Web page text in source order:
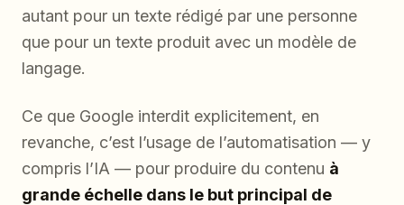
autant pour un texte rédigé par une personne
que pour un texte produit avec un modèle de
langage.
Ce que Google interdit explicitement, en
revanche, c’est l’usage de l’automatisation — y
compris l’IA — pour produire du contenu à
grande échelle dans le but principal de